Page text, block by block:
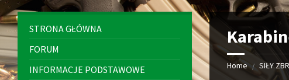
Home / SIŁY
STRONA GŁÓWNA
FORUM
INFORMACJE PODSTAWOWE